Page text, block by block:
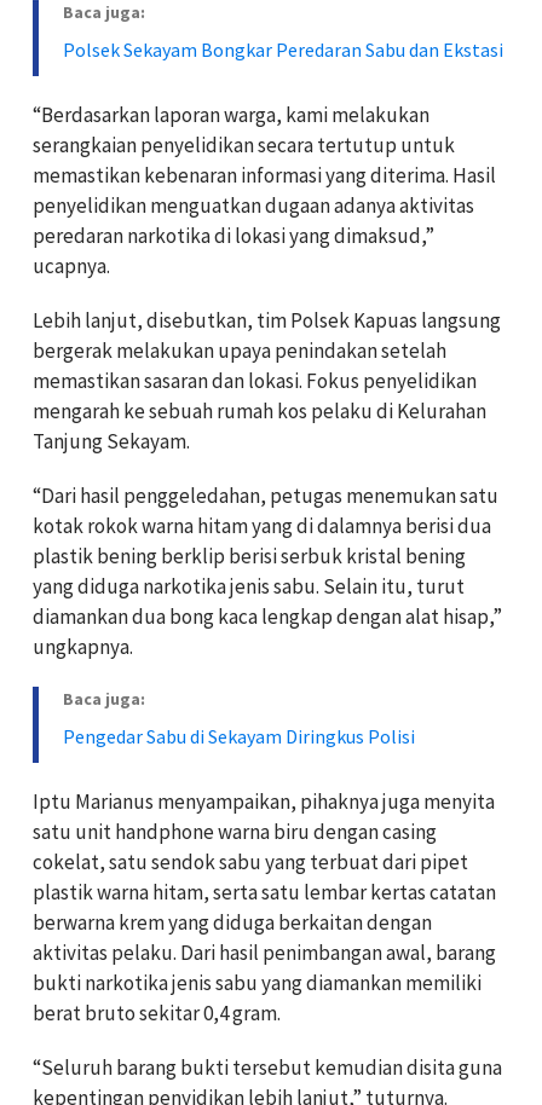
Baca juga:
Polsek Sekayam Bongkar Peredaran Sabu dan Ekstasi
“Berdasarkan laporan warga, kami melakukan
serangkaian penyelidikan secara tertutup untuk
memastikan kebenaran informasi yang diterima. Hasil
penyelidikan menguatkan dugaan adanya aktivitas
peredaran narkotika di lokasi yang dimaksud,”
ucapnya.
Lebih lanjut, disebutkan, tim Polsek Kapuas langsung
bergerak melakukan upaya penindakan setelah
memastikan sasaran dan lokasi. Fokus penyelidikan
mengarah ke sebuah rumah kos pelaku di Kelurahan
Tanjung Sekayam.
“Dari hasil penggeledahan, petugas menemukan satu
kotak rokok warna hitam yang di dalamnya berisi dua
plastik bening berklip berisi serbuk kristal bening
yang diduga narkotika jenis sabu. Selain itu, turut
diamankan dua bong kaca lengkap dengan alat hisap,”
ungkapnya.
Baca juga:
Pengedar Sabu di Sekayam Diringkus Polisi
Iptu Marianus menyampaikan, pihaknya juga menyita
satu unit handphone warna biru dengan casing
cokelat, satu sendok sabu yang terbuat dari pipet
plastik warna hitam, serta satu lembar kertas catatan
berwarna krem yang diduga berkaitan dengan
aktivitas pelaku. Dari hasil penimbangan awal, barang
bukti narkotika jenis sabu yang diamankan memiliki
berat bruto sekitar 0,4 gram.
“Seluruh barang bukti tersebut kemudian disita guna
kepentingan penyidikan lebih lanjut,” tuturnya.